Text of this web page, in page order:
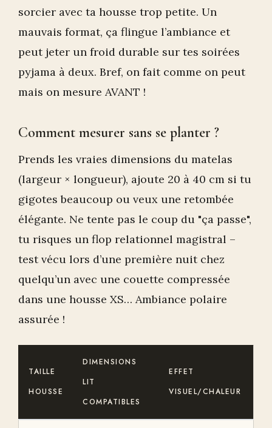
sorcier avec ta housse trop petite. Un
mauvais format, ça flingue l’ambiance et
peut jeter un froid durable sur tes soirées
pyjama à deux. Bref, on fait comme on peut
mais on mesure AVANT !
Comment mesurer sans se planter ?
Prends les vraies dimensions du matelas
(largeur × longueur), ajoute 20 à 40 cm si tu
gigotes beaucoup ou veux une retombée
élégante. Ne tente pas le coup du "ça passe",
tu risques un flop relationnel magistral –
test vécu lors d’une première nuit chez
quelqu’un avec une couette compressée
dans une housse XS… Ambiance polaire
assurée !
TAILLE
HOUSSE
DIMENSIONS
LIT
COMPATIBLES
EFFET
VISUEL/CHALEUR